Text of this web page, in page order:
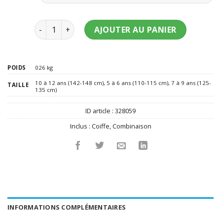
quantité de Déguisement cosmonaute enfant
AJOUTER AU PANIER
POIDS 026 kg
TAILLE 10 à 12 ans (142-148 cm), 5 à 6 ans (110-115 cm), 7 à 9 ans (125-
135 cm)
ID article : 328059
Inclus : Coiffe,Combinaison
INFORMATIONS COMPLÉMENTAIRES